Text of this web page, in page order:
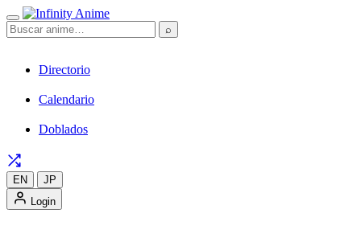
⌕
Directorio
Calendario
Doblados
EN
JP
Login